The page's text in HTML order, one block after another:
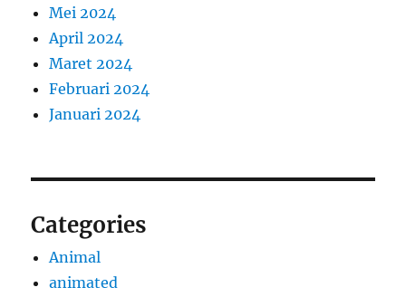
Mei 2024
April 2024
Maret 2024
Februari 2024
Januari 2024
Categories
Animal
animated